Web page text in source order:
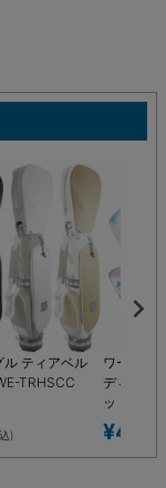
ル ティアベル
TRHSCC
)
ワールド
ディース
ット 選べ
ドバッグ
¥